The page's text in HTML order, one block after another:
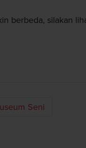
berbeda, silakan
Seni